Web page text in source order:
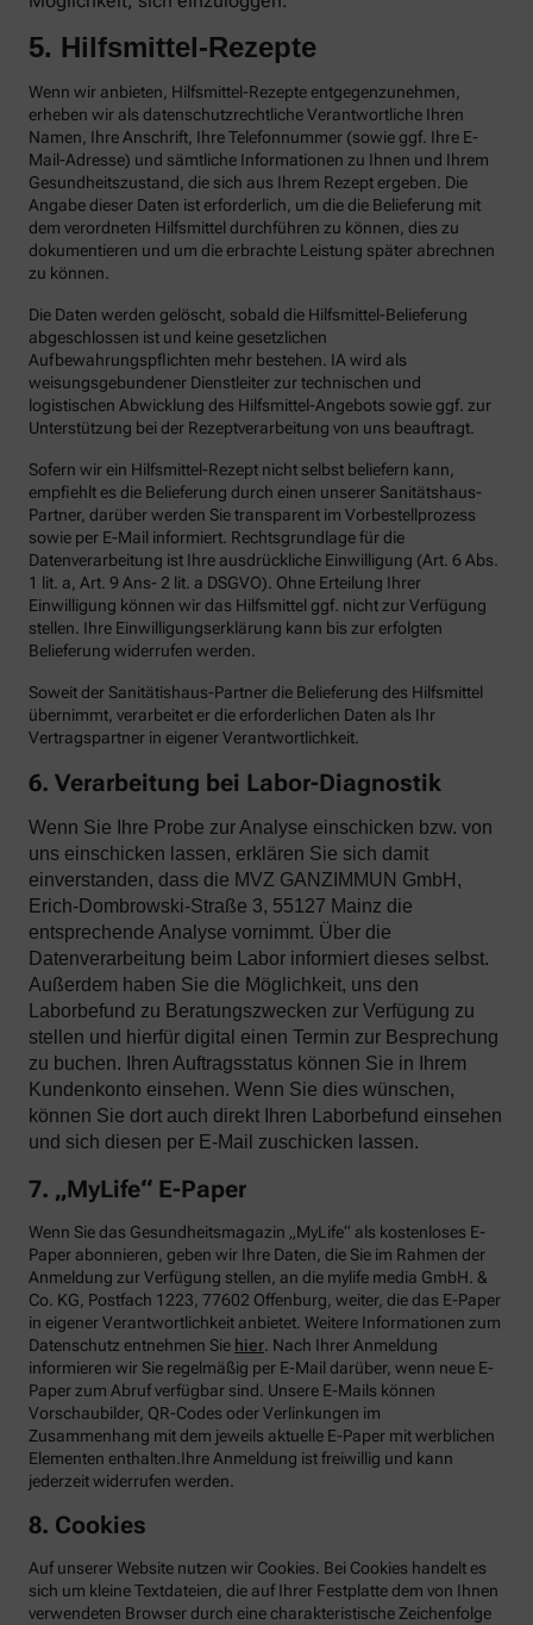
5. Hilfsmittel-Rezepte
Wenn wir anbieten, Hilfsmittel-Rezepte entgegenzunehmen,
erheben wir als datenschutzrechtliche Verantwortliche Ihren
Namen, Ihre Anschrift, Ihre Telefonnummer (sowie ggf. Ihre E-
Mail-Adresse) und sämtliche Informationen zu Ihnen und Ihrem
Gesundheitszustand, die sich aus Ihrem Rezept ergeben. Die
Angabe dieser Daten ist erforderlich, um die die Belieferung mit
dem verordneten Hilfsmittel durchführen zu können, dies zu
dokumentieren und um die erbrachte Leistung später abrechnen
zu können.
Die Daten werden gelöscht, sobald die Hilfsmittel-Belieferung
abgeschlossen ist und keine gesetzlichen
Aufbewahrungspflichten mehr bestehen. IA wird als
weisungsgebundener Dienstleiter zur technischen und
logistischen Abwicklung des Hilfsmittel-Angebots sowie ggf. zur
Unterstützung bei der Rezeptverarbeitung von uns beauftragt.
Sofern wir ein Hilfsmittel-Rezept nicht selbst beliefern kann,
empfiehlt es die Belieferung durch einen unserer Sanitätshaus-
Partner, darüber werden Sie transparent im Vorbestellprozess
sowie per E-Mail informiert. Rechtsgrundlage für die
Datenverarbeitung ist Ihre ausdrückliche Einwilligung (Art. 6 Abs.
1 lit. a, Art. 9 Ans- 2 lit. a DSGVO). Ohne Erteilung Ihrer
Einwilligung können wir das Hilfsmittel ggf. nicht zur Verfügung
stellen. Ihre Einwilligungserklärung kann bis zur erfolgten
Belieferung widerrufen werden.
Soweit der Sanitätishaus-Partner die Belieferung des Hilfsmittel
übernimmt, verarbeitet er die erforderlichen Daten als Ihr
Vertragspartner in eigener Verantwortlichkeit.
6. Verarbeitung bei Labor-Diagnostik
Wenn Sie Ihre Probe zur Analyse einschicken bzw. von
uns einschicken lassen, erklären Sie sich damit
einverstanden, dass die MVZ GANZIMMUN GmbH,
Erich-Dombrowski-Straße 3, 55127 Mainz die
entsprechende Analyse vornimmt. Über die
Datenverarbeitung beim Labor informiert dieses selbst.
Außerdem haben Sie die Möglichkeit, uns den
Laborbefund zu Beratungszwecken zur Verfügung zu
stellen und hierfür digital einen Termin zur Besprechung
zu buchen. Ihren Auftragsstatus können Sie in Ihrem
Kundenkonto einsehen. Wenn Sie dies wünschen,
können Sie dort auch direkt Ihren Laborbefund einsehen
und sich diesen per E-Mail zuschicken lassen.
7. „MyLife“ E-Paper
Wenn Sie das Gesundheitsmagazin „MyLife“ als kostenloses E-
Paper abonnieren, geben wir Ihre Daten, die Sie im Rahmen der
Anmeldung zur Verfügung stellen, an die mylife media GmbH. &
Co. KG, Postfach 1223, 77602 Offenburg, weiter, die das E-Paper
in eigener Verantwortlichkeit anbietet. Weitere Informationen zum
Datenschutz entnehmen Sie hier . Nach Ihrer Anmeldung
informieren wir Sie regelmäßig per E-Mail darüber, wenn neue E-
Paper zum Abruf verfügbar sind. Unsere E-Mails können
Vorschaubilder, QR-Codes oder Verlinkungen im
Zusammenhang mit dem jeweils aktuelle E-Paper mit werblichen
Elementen enthalten.Ihre Anmeldung ist freiwillig und kann
jederzeit widerrufen werden.
8. Cookies
Auf unserer Website nutzen wir Cookies. Bei Cookies handelt es
sich um kleine Textdateien, die auf Ihrer Festplatte dem von Ihnen
verwendeten Browser durch eine charakteristische Zeichenfolge